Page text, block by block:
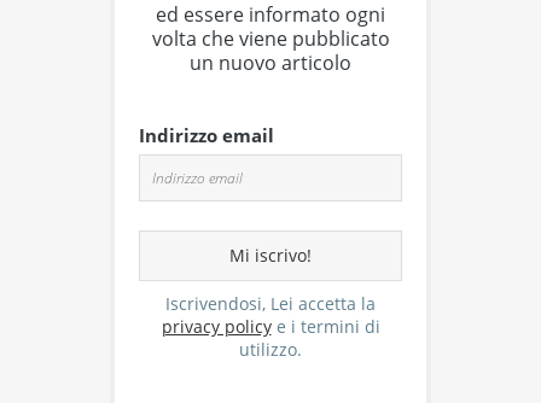
ed essere informato ogni
volta che viene pubblicato
un nuovo articolo
Indirizzo email
Iscrivendosi, Lei accetta la
privacy policye i termini di
utilizzo.